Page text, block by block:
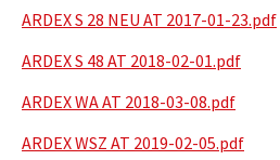
ARDEX S 28 NEU AT 2017-01-23.pdf
ARDEX S 48 AT 2018-02-01.pdf
ARDEX WA AT 2018-03-08.pdf
ARDEX WSZ AT 2019-02-05.pdf